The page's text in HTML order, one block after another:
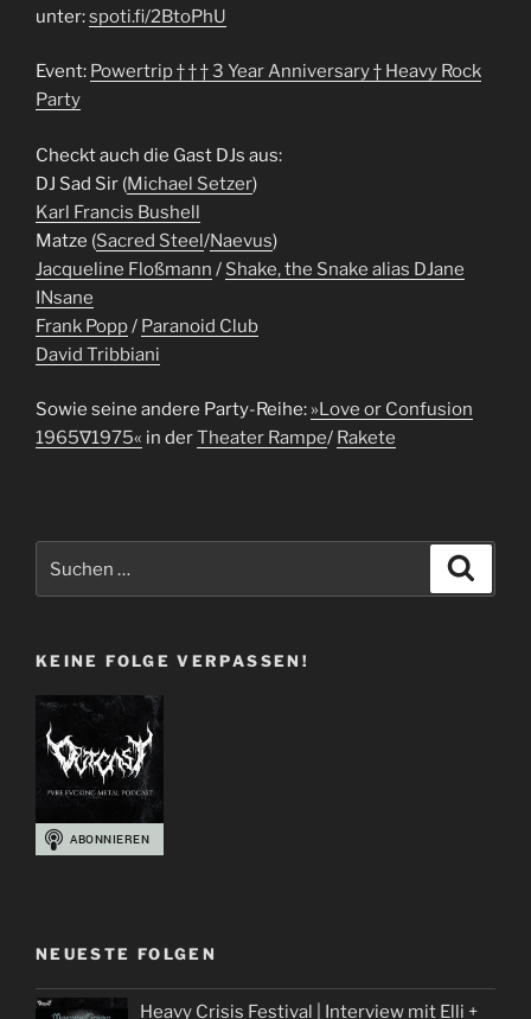
unter:spoti.fi/2BtoPhU
Event: Powertrip † † † 3 Year Anniversary † Heavy Rock
Party
Checkt auch die Gast DJs aus:
DJ Sad Sir (Michael Setzer)
Karl Francis Bushell
Matze (Sacred Steel/Naevus)
Jacqueline Floßmann / Shake, the Snake alias DJane
INsane
Frank Popp/ Paranoid Club
David Tribbiani
Sowie seine andere Party-Reihe: »Love or Confusion
1965∇1975« in derTheater Rampe/ Rakete
KEINE FOLGE VERPASSEN!
NEUESTE FOLGEN
Heavy Crisis Festival | Interview mit Elli +